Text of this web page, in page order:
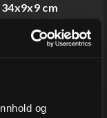
og
34x9x9 cm
Varenr
På lager
Eks.Mva